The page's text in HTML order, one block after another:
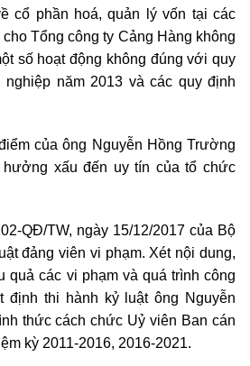
cổ phần hoá, quản lý vốn tại các
Tổng công ty Cảng Hàng không
số hoạt động không đúng với quy
năm 2013 và các quy định
của ông Nguyễn Hồng Trường
hưởng xấu đến uy tín của tổ chức
QĐ/TW, ngày 15/12/2017 của Bộ
đảng viên vi phạm. Xét nội dung,
quả các vi phạm và quá trình công
định thi hành kỷ luật ông Nguyễn
thức cách chức Uỷ viên Ban cán
kỳ 2011-2016, 2016-2021.